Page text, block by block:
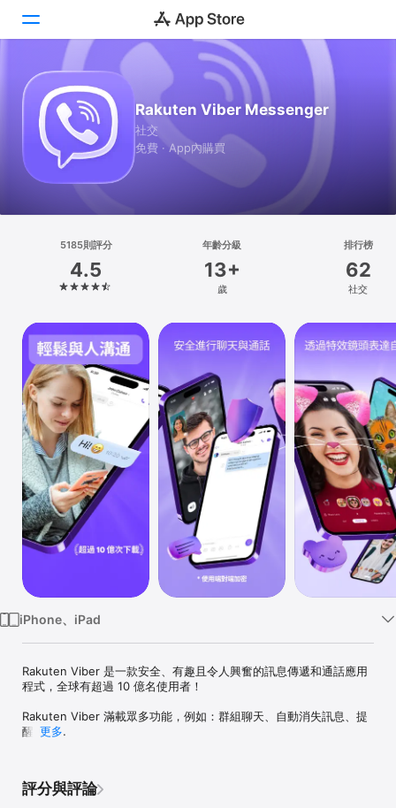
Today
遊戲
App
Arcade
搜尋
iPhone
iPad
Mac
Vision
Watch
TV
Rakuten Viber Messenger
社交
免費 · App內購買
5185則評分
4.5
年齡分級
13+
歲
排行榜
62
社交
iPhone、iPad
Rakuten Viber 是一款安全、有趣且令人興奮的訊息傳遞和通話應用
程式，全球有超過 10 億名使用者！
Rakuten Viber 滿載眾多功能，例如：群組聊天、自動消失訊息、提
醒等：
息，以及其他許多類型的檔案。
更多
評分與評論